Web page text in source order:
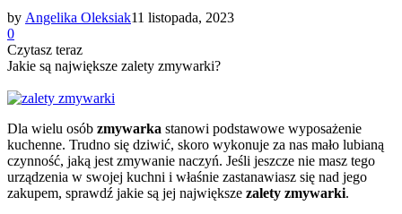
by Angelika Oleksiak11 listopada, 2023
0
Czytasz teraz
Jakie są największe zalety zmywarki?
Dla wielu osób zmywarka stanowi podstawowe wyposażenie
kuchenne. Trudno się dziwić, skoro wykonuje za nas mało lubianą
czynność, jaką jest zmywanie naczyń. Jeśli jeszcze nie masz tego
urządzenia w swojej kuchni i właśnie zastanawiasz się nad jego
zakupem, sprawdź jakie są jej największe zalety zmywarki.